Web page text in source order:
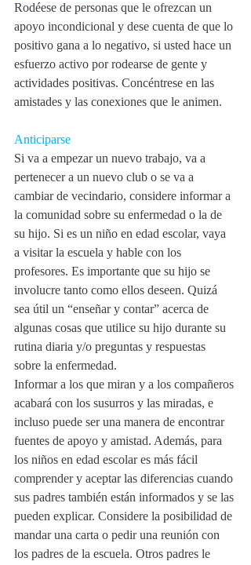
Rodéese de personas que le ofrezcan un
apoyo incondicional y dese cuenta de que lo
positivo gana a lo negativo, si usted hace un
esfuerzo activo por rodearse de gente y
actividades positivas. Concéntrese en las
amistades y las conexiones que le animen.
Anticiparse
Si va a empezar un nuevo trabajo, va a
pertenecer a un nuevo club o se va a
cambiar de vecindario, considere informar a
la comunidad sobre su enfermedad o la de
su hijo. Si es un niño en edad escolar, vaya
a visitar la escuela y hable con los
profesores. Es importante que su hijo se
involucre tanto como ellos deseen. Quizá
sea útil un “enseñar y contar” acerca de
algunas cosas que utilice su hijo durante su
rutina diaria y/o preguntas y respuestas
sobre la enfermedad.
Informar a los que miran y a los compañeros
acabará con los susurros y las miradas, e
incluso puede ser una manera de encontrar
fuentes de apoyo y amistad. Además, para
los niños en edad escolar es más fácil
comprender y aceptar las diferencias cuando
sus padres también están informados y se las
pueden explicar. Considere la posibilidad de
mandar una carta o pedir una reunión con
los padres de la escuela. Otros padres le